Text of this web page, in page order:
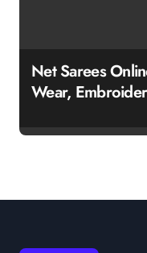
Net Sarees
Wear,